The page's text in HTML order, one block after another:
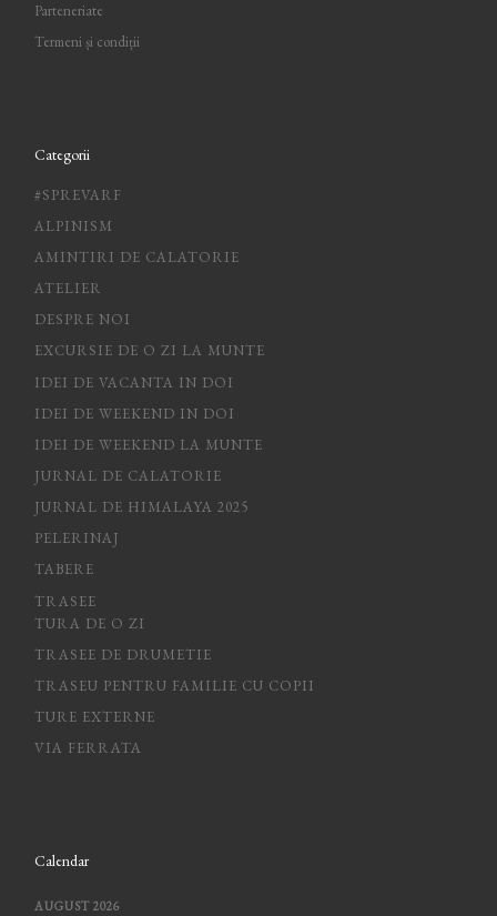
Parteneriate
Termeni și condiții
Categorii
#SPREVARF
ALPINISM
AMINTIRI DE CALATORIE
ATELIER
DESPRE NOI
EXCURSIE DE O ZI LA MUNTE
IDEI DE VACANTA IN DOI
IDEI DE WEEKEND IN DOI
IDEI DE WEEKEND LA MUNTE
JURNAL DE CALATORIE
JURNAL DE HIMALAYA 2025
PELERINAJ
TABERE
TRASEE
TURA DE O ZI
TRASEE DE DRUMETIE
TRASEU PENTRU FAMILIE CU COPII
TURE EXTERNE
VIA FERRATA
Calendar
AUGUST 2026